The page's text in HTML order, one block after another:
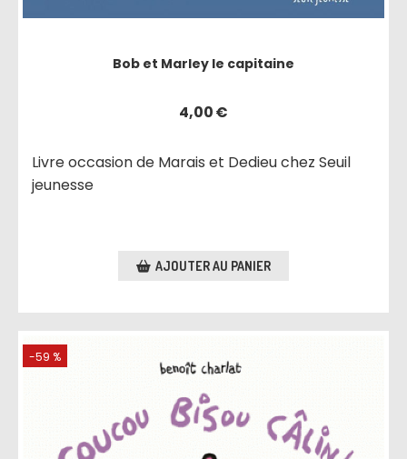
Bob et Marley le capitaine
4,00€
Livre occasion de Marais et Dedieu chez Seuil
jeunesse
AJOUTER AU PANIER
-59 %